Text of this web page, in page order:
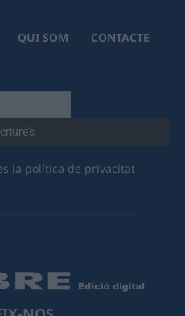
QUI SOM
CONTACTE
la política de privacitat